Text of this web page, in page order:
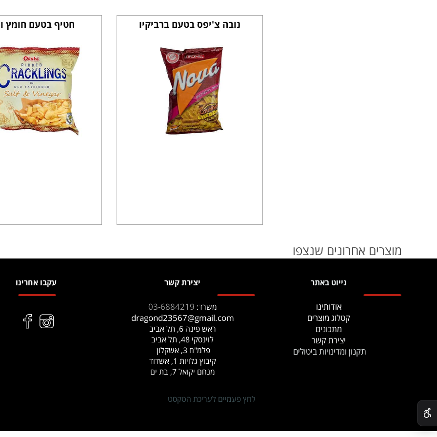
נובה צ'יפס בטעם ברביקיו חטיף בטעם חומץ
מוצרים אחרונים שנצפו
נייוט באתר
אודותינו
קטלוג מוצרים
מתכונים
יצירת קשר
תקנון ומדינויות ביטולים
יצירת קשר
משרד: 03-6884219
dragond23567@gmail.com
ראש פינה 6, תל אביב
לוינסקי 48, תל אביב
פלמ"ח 3, אשקלון
קיבוץ גלויות 1, אשדוד
מנחם יקואל 7, בת ים
לחץ פעמיים לעריכת הטקסט
עקבו אחרינו